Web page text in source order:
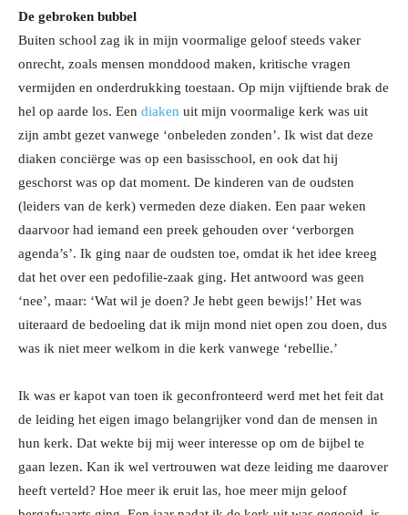
De gebroken bubbel
Buiten school zag ik in mijn voormalige geloof steeds vaker
onrecht, zoals mensen monddood maken, kritische vragen
vermijden en onderdrukking toestaan. Op mijn vijftiende brak de
hel op aarde los. Een diaken uit mijn voormalige kerk was uit
zijn ambt gezet vanwege ‘onbeleden zonden’. Ik wist dat deze
diaken conciërge was op een basisschool, en ook dat hij
geschorst was op dat moment. De kinderen van de oudsten
(leiders van de kerk) vermeden deze diaken. Een paar weken
daarvoor had iemand een preek gehouden over ‘verborgen
agenda’s’. Ik ging naar de oudsten toe, omdat ik het idee kreeg
dat het over een pedofilie-zaak ging. Het antwoord was geen
‘nee’, maar: ‘Wat wil je doen? Je hebt geen bewijs!’ Het was
uiteraard de bedoeling dat ik mijn mond niet open zou doen, dus
was ik niet meer welkom in die kerk vanwege ‘rebellie.’
Ik was er kapot van toen ik geconfronteerd werd met het feit dat
de leiding het eigen imago belangrijker vond dan de mensen in
hun kerk. Dat wekte bij mij weer interesse op om de bijbel te
gaan lezen. Kan ik wel vertrouwen wat deze leiding me daarover
heeft verteld? Hoe meer ik eruit las, hoe meer mijn geloof